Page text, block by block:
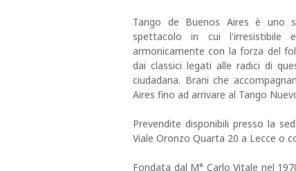
Tango de Buenos Aires è uno
spettacolo in cui l'irresistibile
armonicamente con la forza del
dai classici legati alle radici di
ciudadana. Brani che
Aires fino ad arrivare al Tango
Prevendite disponibili presso la
Viale Oronzo Quarta 20 a Lecce o
Fondata dal M° Carlo Vitale nel